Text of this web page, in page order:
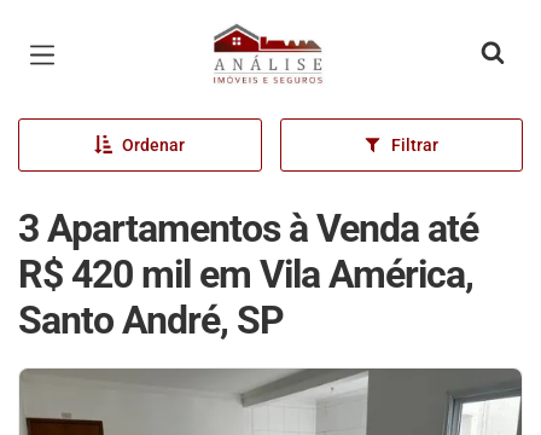
Página inicial
Ordenar Filtrar
3 Apartamentos à Venda até
R$ 420 mil em Vila América,
Santo André, SP